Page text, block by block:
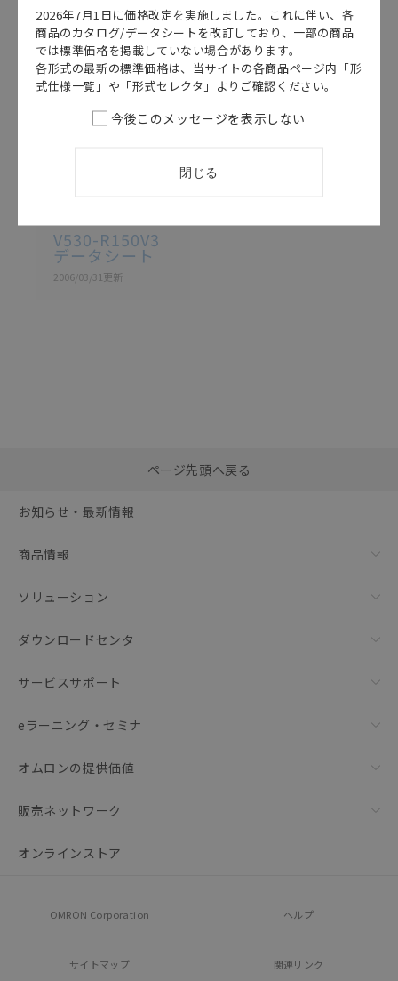
記載されているサービス内容や連絡先等は作成当時の
ものであり、変更・改定させていただいている可能性
があります。改めて当サイトの掲載内容をご確認のう
え、ご用命下さいますようお願いいたします。
V530-R150V3
データシート
2006/03/31更新
括ダウンロード
ページ先頭へ戻る
お知らせ・最新情報
商品情報
ソリューション
ダウンロードセンタ
サービスサポート
eラーニング・セミナ
オムロンの提供価値
販売ネットワーク
オンラインストア
OMRON Corporation ヘルプ
サイトマップ 関連リンク
2026年7月1日に価格改定を実施しました。これに伴い、各
商品のカタログ/データシートを改訂しており、一部の商品
では標準価格を掲載していない場合があります。
各形式の最新の標準価格は、当サイトの各商品ページ内「形
式仕様一覧」や「形式セレクタ」よりご確認ください。
今後このメッセージを表示しない
閉じる